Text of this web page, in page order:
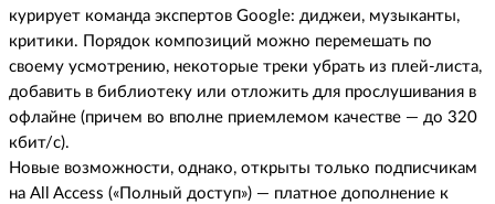
курирует команда экспертов Google: диджеи, музыканты,
критики. Порядок композиций можно перемешать по
своему усмотрению, некоторые треки убрать из плей-листа,
добавить в библиотеку или отложить для прослушивания в
офлайне (причем во вполне приемлемом качестве — до 320
кбит/c).
Новые возможности, однако, открыты только подписчикам
на All Access («Полный доступ») — платное дополнение к